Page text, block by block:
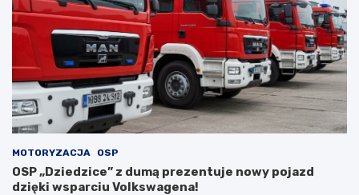
MOTORYZACJA OSP
OSP „Dziedzice” z dumą prezentuje nowy pojazd
dzięki wsparciu Volkswagena!